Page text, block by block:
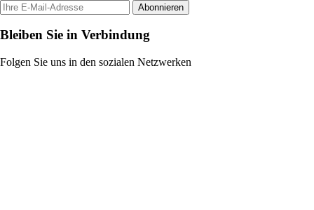
Abonnieren
Bleiben Sie in Verbindung
Folgen Sie uns in den sozialen Netzwerken